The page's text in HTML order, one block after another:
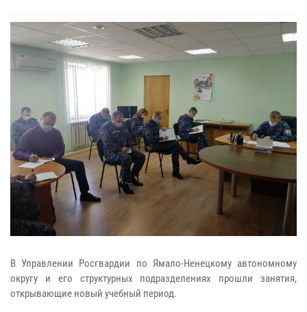
В Управлении Росгвардии по Ямало-Ненецкому автономному
округу и его структурных подразделениях прошли занятия,
открывающие новый учебный период.